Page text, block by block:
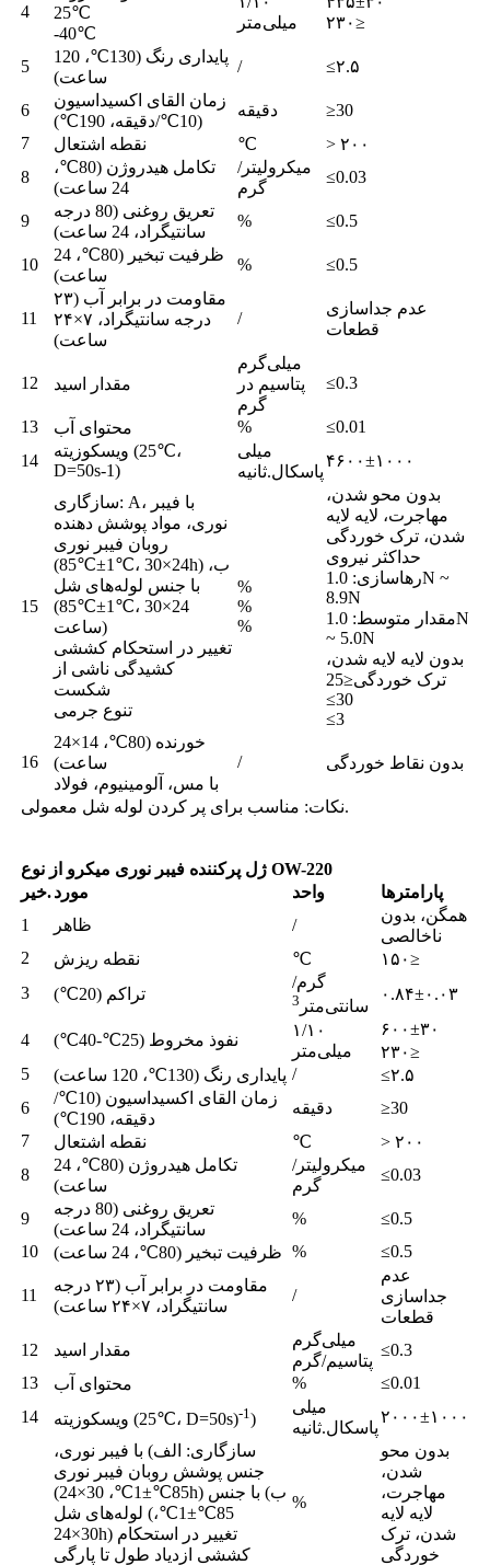
4
25℃
-40℃
میلی‌متر
۲۳۰≥
5
پایداری رنگ (130℃، 120
ساعت)
/ ≤۲.۵
6
زمان القای اکسیداسیون
(10℃/دقیقه، 190℃)
دقیقه
≥30
7
نقطه اشتعال ℃
> ۲۰۰
8
تکامل هیدروژن (80℃،
24 ساعت)
میکرولیتر/
گرم
≤0.03
9
تعریق روغنی (80 درجه
سانتیگراد، 24 ساعت)
% ≤0.5
10
ظرفیت تبخیر (80℃، 24
ساعت)
% ≤0.5
11
مقاومت در برابر آب (۲۳
درجه سانتیگراد، ۷×۲۴
ساعت)
/
عدم جداسازی
قطعات
12 مقدار اسید
میلی‌گرم
پتاسیم در
گرم
≤0.3
13 محتوای آب %
≤0.01
14
ویسکوزیته (25℃،
D=50s-1)
میلی
پاسکال.ثانیه
۴۶۰۰±۱۰۰۰
15
سازگاری: A، با فیبر
نوری، مواد پوشش دهنده
روبان فیبر نوری
(85℃±1℃، 30×24h) ب،
با جنس لوله‌های شل
(85℃±1℃، 30×24
ساعت)
تغییر در استحکام کششی
کشیدگی ناشی از
شکست
تنوع جرمی
%
%
%
بدون محو شدن،
مهاجرت، لایه لایه
شدن، ترک خوردگی
حداکثر نیروی
رهاسازی: 1.0N ~
8.9N
مقدار متوسط: 1.0N
~ 5.0N
بدون لایه لایه شدن،
ترک خوردگی≤25
≤30
≤3
16
خورنده (80℃، 14×24
ساعت)
با مس، آلومینیوم، فولاد
/ بدون نقاط خوردگی
نکات: مناسب برای پر کردن لوله شل معمولی.
ژل پرکننده فیبر نوری میکرو از نوع OW-220
خیر.مورد واحد
پارامترها
1
ظاهر /
همگن، بدون
ناخالصی
2
نقطه ریزش ℃
۱۵۰≥
3
تراکم (20℃)
گرم/
سانتی‌متر 3 ۰.۸۴±۰.۰۳
4 نفوذ مخروط (25℃-40℃)
۱/۱۰
میلی‌متر
۶۰۰±۳۰
۲۳۰≥
5
پایداری رنگ (130℃، 120 ساعت) /
≤۲.۵
6
زمان القای اکسیداسیون (10℃/
دقیقه، 190℃)
دقیقه
≥30
7
نقطه اشتعال ℃
> ۲۰۰
8
تکامل هیدروژن (80℃، 24
ساعت)
میکرولیتر/
گرم
≤0.03
9
تعریق روغنی (80 درجه
سانتیگراد، 24 ساعت)
%
≤0.5
10
ظرفیت تبخیر (80℃، 24 ساعت) % ≤0.5
11
مقاومت در برابر آب (۲۳ درجه
سانتیگراد، ۷×۲۴ ساعت)
/
عدم
جداسازی
قطعات
12
مقدار اسید
میلی‌گرم
پتاسیم/گرم
≤0.3
13
محتوای آب %
≤0.01
14
ویسکوزیته (25℃، D=50s)-1 )
میلی
پاسکال.ثانیه
۲۰۰۰±۱۰۰۰
سازگاری: الف) با فیبر نوری،
جنس پوشش روبان فیبر نوری
(85℃±1℃، 30×24h) ب) با جنس
لوله‌های شل (85℃±1℃،
30×24h) تغییر در استحکام
کششی ازدیاد طول تا پارگی
%
بدون محو
شدن،
مهاجرت،
لایه لایه
شدن، ترک
خوردگی